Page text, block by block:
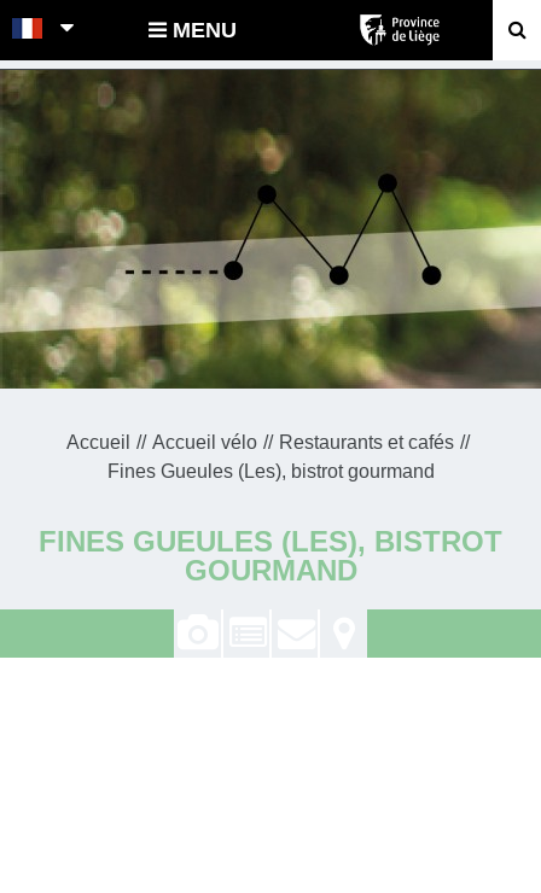
POINTS-NOEUDS MENU
Accueil Accueil vélo
Restaurants et cafés
Fines Gueules (Les), bistrot gourmand
FINES GUEULES (LES), BISTROT
GOURMAND